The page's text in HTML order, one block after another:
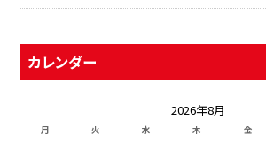
カレンダー
2026年8月
月 火 水 木 金